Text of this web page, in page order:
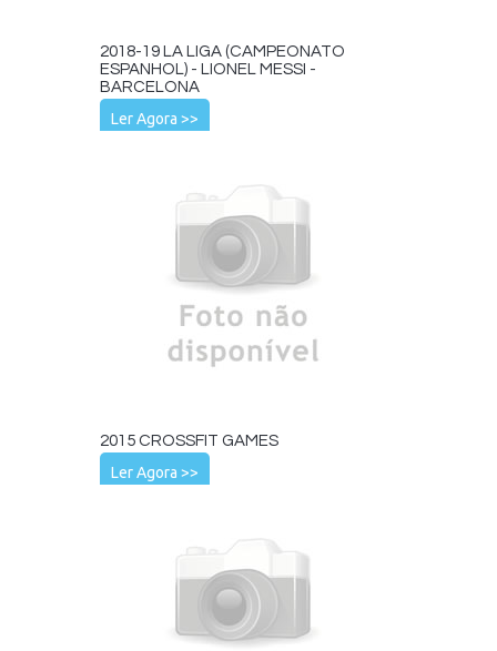
2018-19 LA LIGA (CAMPEONATO
ESPANHOL) - LIONEL MESSI -
BARCELONA
Ler Agora >>
2015 CROSSFIT GAMES
Ler Agora >>